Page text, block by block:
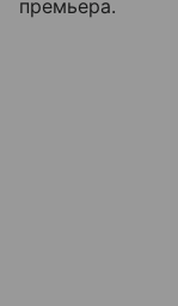
премьера.